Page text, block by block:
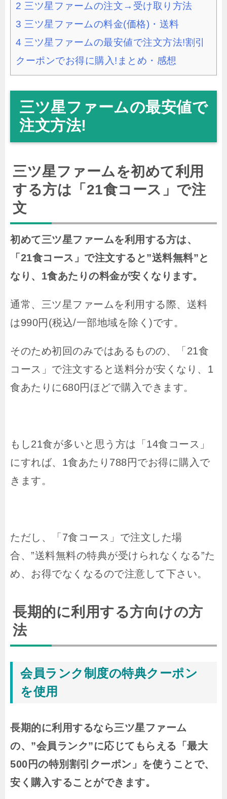
2 三ツ星ファームの注文→受け取り方法
3 三ツ星ファームの料金(価格)・送料
4 三ツ星ファームの最安値で注文方法!割引
クーポンでお得に購入!まとめ・感想
三ツ星ファームの最安値で
注文方法!
三ツ星ファームを初めて利用
する方は「21食コース」で注
文
初めて三ツ星ファームを利用する方は、
「21食コース」で注文すると”送料無料”と
なり、1食あたりの料金が安くなります。
通常、三ツ星ファームを利用する際、送料
は990円(税込/一部地域を除く)です。
そのため初回のみではあるものの、「21食
コース」で注文すると送料分が安くなり、1
食あたりに680円ほどで購入できます。
もし21食が多いと思う方は「14食コース」
にすれば、1食あたり788円でお得に購入で
きます。
ただし、「7食コース」で注文した場
合、”送料無料の特典が受けられなくなる”た
め、お得でなくなるので注意して下さい。
長期的に利用する方向けの方
法
会員ランク制度の特典クーポン
を使用
長期的に利用するなら三ツ星ファーム
の、”会員ランク”に応じてもらえる「最大
500円の特別割引クーポン」を使うことで、
安く購入することができます。